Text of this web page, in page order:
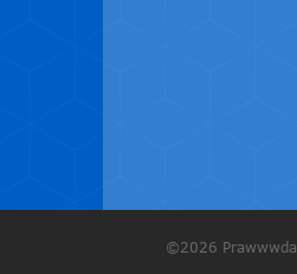
©2026